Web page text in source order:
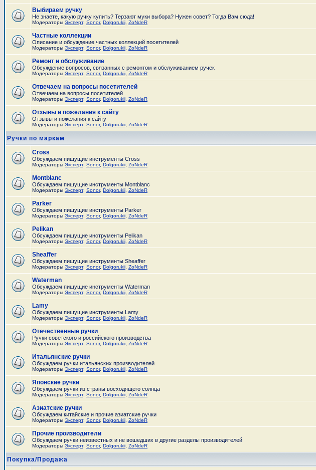
Выбираем ручку
Не знаете, какую ручку купить? Терзают муки выбора? Нужен совет? Тогда Вам сюда!
Модераторы Эксперт, Sonor, Dolgorukii ZoNdeR
Частные коллекции
Описание и обсуждение частных коллекций посетителей
Модераторы Эксперт, Sonor, Dolgorukii ZoNdeR
Ремонт и обслуживание
Обсуждение вопросов, связанных с ремонтом и обслуживанием ручек
Модераторы Эксперт, Sonor, Dolgorukii ZoNdeR
Отвечаем на вопросы посетителей
Отвечаем на вопросы посетителей
Модераторы Эксперт, Sonor, Dolgorukii ZoNdeR
Отзывы и пожелания к сайту
Отзывы и пожелания к сайту
Модераторы Эксперт, Sonor, Dolgorukii ZoNdeR
Ручки по маркам
Cross
Обсуждаем пишущие инструменты Cross
Модераторы Эксперт, Sonor, Dolgorukii ZoNdeR
Montblanc
Обсуждаем пишущие инструменты Montblanc
Модераторы Эксперт, Sonor, Dolgorukii ZoNdeR
Parker
Обсуждаем пишущие инструменты Parker
Модераторы Эксперт, Sonor, Dolgorukii ZoNdeR
Pelikan
Обсуждаем пишущие инструменты Pelikan
Модераторы Эксперт, Sonor, Dolgorukii ZoNdeR
Sheaffer
Обсуждаем пишущие инструменты Sheaffer
Модераторы Эксперт, Sonor, Dolgorukii ZoNdeR
Waterman
Обсуждаем пишущие инструменты Waterman
Модераторы Эксперт, Sonor, Dolgorukii ZoNdeR
Lamy
Обсуждаем пишущие инструменты Lamy
Модераторы Эксперт, Sonor, Dolgorukii ZoNdeR
Отечественные ручки
Ручки советского и российского производства
Модераторы Эксперт, Sonor, Dolgorukii ZoNdeR
Итальянские ручки
Обсуждаем ручки итальянских производителей
Модераторы Эксперт, Sonor, Dolgorukii ZoNdeR
Японские ручки
Обсуждаем ручки из страны восходящего солнца
Модераторы Эксперт, Sonor, Dolgorukii ZoNdeR
Азиатские ручки
Обсуждаем китайские и прочие азиатские ручки
Модераторы Эксперт, Sonor, Dolgorukii ZoNdeR
Прочие производители
Обсуждаем ручки неизвестных и не вошедших в другие разделы производителей
Модераторы Эксперт, Sonor, Dolgorukii ZoNdeR
Покупка/Продажа